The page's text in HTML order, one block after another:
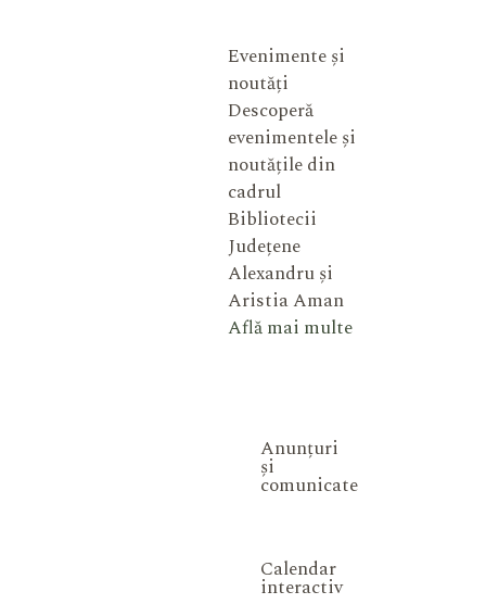
Evenimente și
noutăți
Descoperă
evenimentele și
noutățile din
cadrul
Bibliotecii
Județene
Alexandru și
Aristia Aman
Află mai multe
Anunțuri
și
comunicate
Calendar
interactiv